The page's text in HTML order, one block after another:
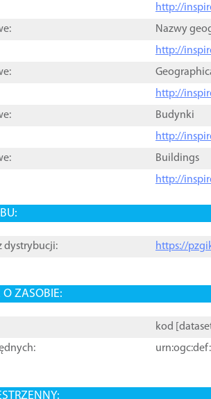
http://
Nazwy
http://
http://
Budynki
http://
Buildings
http://
dystrybucji: https://
O ZASOBIE:
kod [